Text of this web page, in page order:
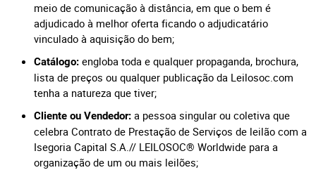
meio de comunicação à distância, em que o bem é
adjudicado à melhor oferta ficando o adjudicatário
vinculado à aquisição do bem;
Catálogo: engloba toda e qualquer propaganda, brochura,
lista de preços ou qualquer publicação da Leilosoc.com
tenha a natureza que tiver;
Cliente ou Vendedor: a pessoa singular ou coletiva que
celebra Contrato de Prestação de Serviços de leilão com a
Isegoria Capital S.A.// LEILOSOC® Worldwide para a
organização de um ou mais leilões;